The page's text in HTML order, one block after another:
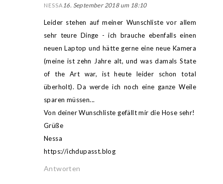
NESSA16. September 2018 um 18:10
Leider stehen auf meiner Wunschliste vor allem
sehr teure Dinge - ich brauche ebenfalls einen
neuen Laptop und hätte gerne eine neue Kamera
(meine ist zehn Jahre alt, und was damals State
of the Art war, ist heute leider schon total
überholt). Da werde ich noch eine ganze Weile
sparen müssen...
Von deiner Wunschliste gefällt mir die Hose sehr!
Grüße
Nessa
https://ichdupasst.blog
Antworten